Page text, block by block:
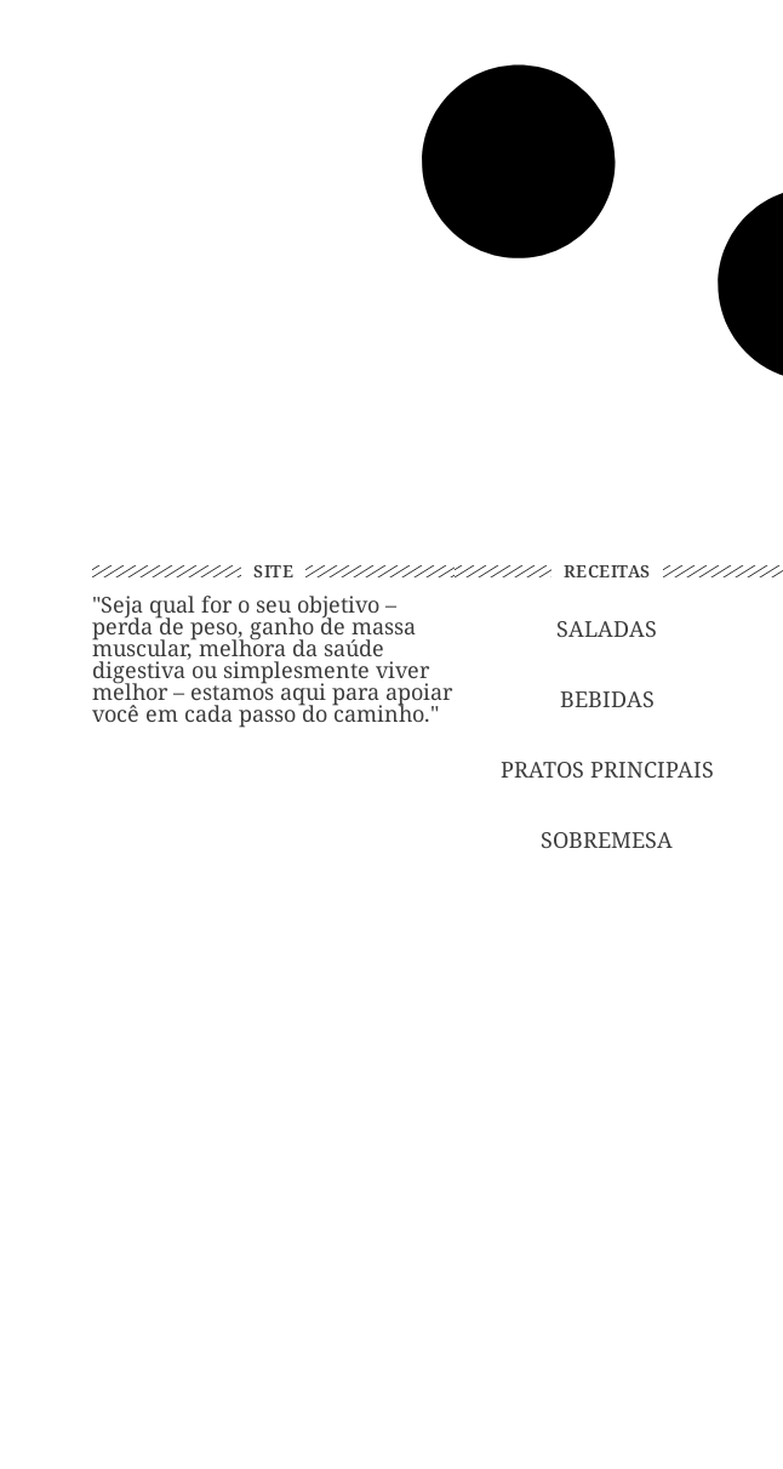
SITE
"Seja qual for o seu objetivo –
perda de peso, ganho de massa
muscular, melhora da saúde
digestiva ou simplesmente viver
melhor – estamos aqui para apoiar
você em cada passo do caminho."
RECEITAS
SALADAS
BEBIDAS
PRATOS PRINCIPAIS
SOBREMESA